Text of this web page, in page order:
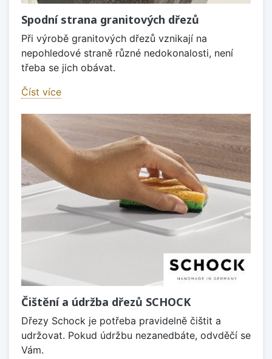
Spodní strana granitových dřezů
Při výrobě granitových dřezů vznikají na
nepohledové straně různé nedokonalosti, není
třeba se jich obávat.
Číst více
Čištění a údržba dřezů SCHOCK
Dřezy Schock je potřeba pravidelně čištit a
udržovat. Pokud údržbu nezanedbáte, odvděčí se
Vám.